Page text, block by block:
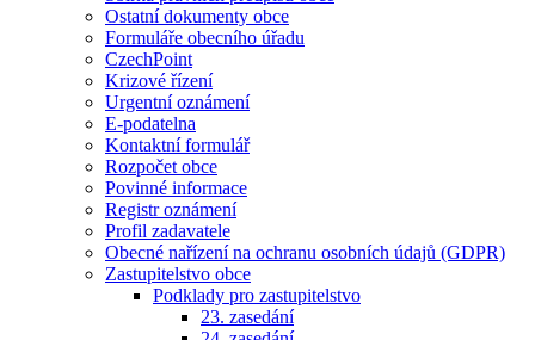
Ostatní dokumenty obce
Formuláře obecního úřadu
CzechPoint
Krizové řízení
Urgentní oznámení
E-podatelna
Kontaktní formulář
Rozpočet obce
Povinné informace
Registr oznámení
Profil zadavatele
Obecné nařízení na ochranu osobních údajů (GDPR)
Zastupitelstvo obce
Podklady pro zastupitelstvo
23. zasedání